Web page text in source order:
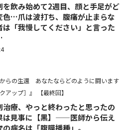
を飲み始めて2週目、顔と手足がど
色…爪は波打ち、腹痛が止まらな
は「我慢してください」と言った
からの生還 あなたならどのように闘います
アップ］』
【最終回】
治療、やっと終わったと思ったの
見事に【黒】——医師から伝え
の病名は「腹膜播種」。